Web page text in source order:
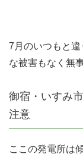
7月のいつもと
な被害もなく無
御宿・いすみ
注意
ここの発電所は